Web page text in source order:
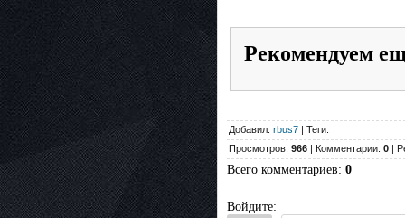
Рекомендуем
Добавил: rbus7 | Теги:
Просмотров: 966 | Комментарии: 0 |
Всего комментариев: 0
Войдите: